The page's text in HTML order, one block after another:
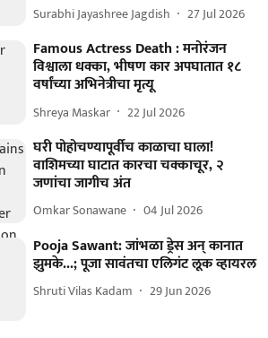
Surabhi Jayashree Jagdish 27 Jul 2026
Famous Actress Death : मनोरंजन
विश्वाला धक्का, भीषण कार अपघातात १८
वर्षांच्या अभिनेत्रीचा मृत्यू
Shreya Maskar 22 Jul 2026
घरी पोहोचण्यापूर्वीच काळाचा घाला!
वाशिमच्या घाटात कारचा चक्काचूर, २
जणांचा जागीच अंत
Omkar Sonawane 04 Jul 2026
Pooja Sawant: जांभळा ड्रेस अन् कानात
झुमके...; पूजा सावंतचा एलिगंट लूक व्हायरल
Shruti Vilas Kadam 29 Jun 2026